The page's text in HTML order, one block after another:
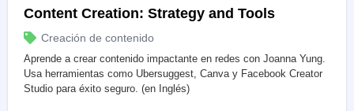
Content Creation: Strategy and Tools
Creación de contenido
Aprende a crear contenido impactante en redes con Joanna Yung.
Usa herramientas como Ubersuggest, Canva y Facebook Creator
Studio para éxito seguro. (en Inglés)